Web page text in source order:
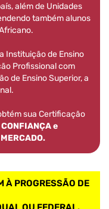
além de Unidades
também alunos
Instituição de Ensino
Profissional com
de Ensino Superior, a
sua Certificação
e
À PROGRESSÃO DE